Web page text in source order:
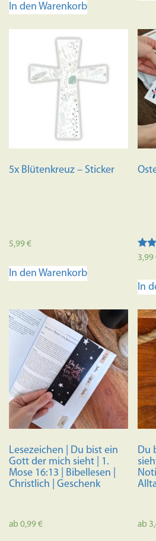
In den Warenkorb
5x Blütenkreuz – Sticker
5,99€
In den Warenkorb
3,99
In
Lesezeichen | Du bist ein
Gott der mich sieht | 1.
Mose 16:13 | Bibellesen |
Christlich | Geschenk
ab 0,99€
Du
ab